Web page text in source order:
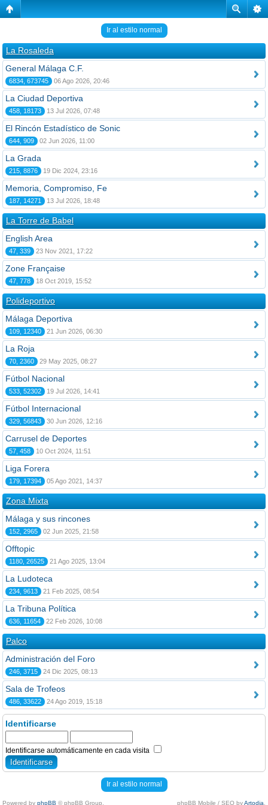
Ir al estilo normal
La Rosaleda
General Málaga C.F.
6834, 673745 06 Ago 2026, 20:46
La Ciudad Deportiva
458, 18173 13 Jul 2026, 07:48
El Rincón Estadístico de Sonic
644, 909 02 Jun 2026, 11:00
La Grada
215, 8876 19 Dic 2024, 23:16
Memoria, Compromiso, Fe
187, 14271 13 Jul 2026, 18:48
La Torre de Babel
English Area
47, 339 23 Nov 2021, 17:22
Zone Française
47, 778 18 Oct 2019, 15:52
Polideportivo
Málaga Deportiva
109, 12340 21 Jun 2026, 06:30
La Roja
70, 2360 29 May 2025, 08:27
Fútbol Nacional
533, 52302 19 Jul 2026, 14:41
Fútbol Internacional
329, 56843 30 Jun 2026, 12:16
Carrusel de Deportes
57, 458 10 Oct 2024, 11:51
Liga Forera
179, 17394 05 Ago 2021, 14:37
Zona Mixta
Málaga y sus rincones
152, 2965 02 Jun 2025, 21:58
Offtopic
1180, 26525 21 Ago 2025, 13:04
La Ludoteca
234, 9613 21 Feb 2025, 08:54
La Tribuna Política
636, 11654 22 Feb 2026, 10:08
Palco
Administración del Foro
246, 3715 24 Dic 2025, 08:13
Sala de Trofeos
486, 33622 24 Ago 2019, 15:18
Identificarse
Identificarse automáticamente en cada visita
Ir al estilo normal
Powered by phpBB © phpBB Group. phpBB Mobile / SEO byArtodia